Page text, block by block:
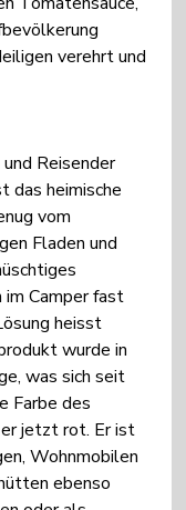
verehrt und
Reisender
das heimische
vom
Fladen und
Camper fast
heisst
wurde in
was sich seit
Farbe des
jetzt rot. Er ist
Wohnmobilen
ebenso